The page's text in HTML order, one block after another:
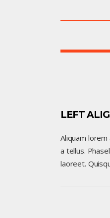
LEFT
Aliquam
a tellus.
laoreet.